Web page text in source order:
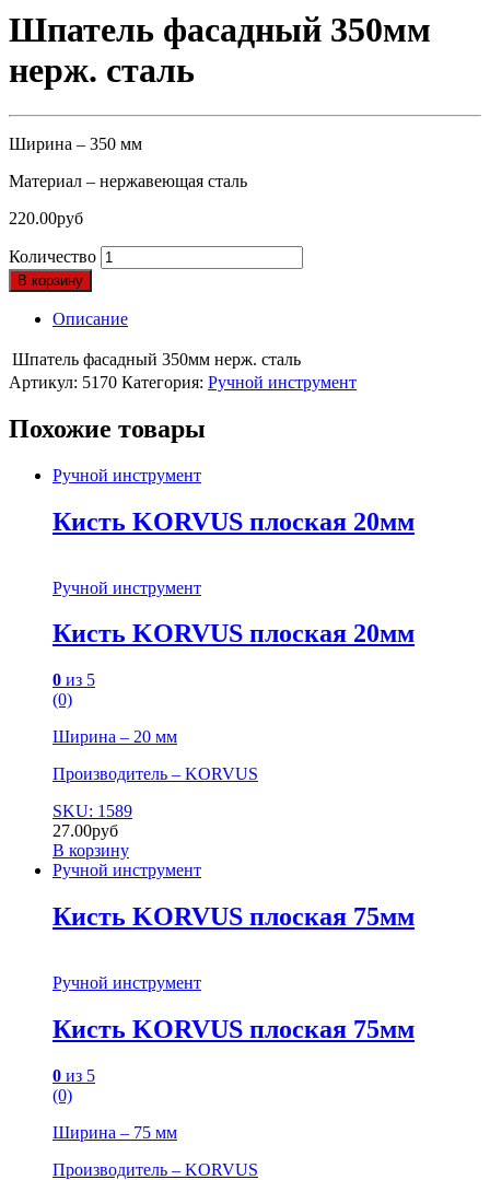
Шпатель фасадный 350мм
нерж. сталь
Ширина – 350 мм
Материал – нержавеющая сталь
220.00руб
Количество
В корзину
Описание
Шпатель фасадный 350мм нерж. сталь
Артикул: 5170 Категория: Ручной инструмент
Похожие товары
Ручной инструмент
Кисть KORVUS плоская 20мм
Ручной инструмент
Кисть KORVUS плоская 20мм
0 из 5
(0)
Ширина – 20 мм
Производитель – KORVUS
SKU: 1589
27.00руб
В корзину
Ручной инструмент
Кисть KORVUS плоская 75мм
Ручной инструмент
Кисть KORVUS плоская 75мм
0 из 5
(0)
Ширина – 75 мм
Производитель – KORVUS